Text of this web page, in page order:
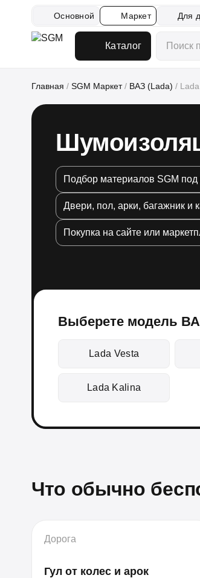
Основной Маркет Для
Каталог
Главная / SGM Маркет/ ВАЗ (Lada) /
Подбор материалов SGM
Двери, пол, арки, багажник и
Покупка на сайте или
Выберете модель
Lada Vesta
Lada Kalina
Что обычно
Дорога
Гул от колес и арок